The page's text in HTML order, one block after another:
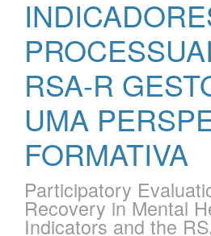
RSA-R
UMA
FORMATIVA
Participatory
Recovery in Mental
Indicators and the